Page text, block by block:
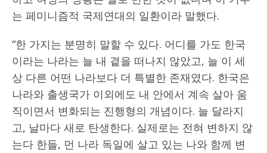
는 페미니즘적 국제연대의 일환이라 말했다.
“한 가지는 분명히 말할 수 있다. 어디를 가도 한국
이라는 나라는 늘 내 곁을 떠나지 않았고, 늘 이 세
상 다른 어떤 나라보다 더 특별한 존재였다. 한국은
나라와 출생국가 이외에도 내 안에서 계속 살아 움
직이면서 변화되는 진행형의 개념이다. 늘 달라지
고, 날마다 새로 탄생한다. 실제로는 전혀 변하지 않
는다 한들, 먼 나라 독일에 살고 있는 나와 함께 변